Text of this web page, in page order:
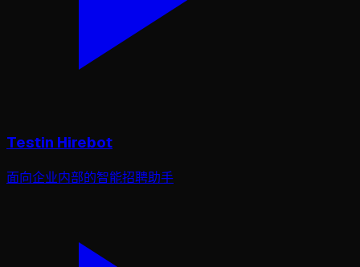
Testin Hirebot
面向企业内部的智能招聘助手